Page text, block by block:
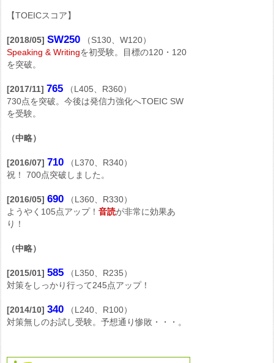
【TOEICスコア】
[2018/05]SW250 （S130、W120）
Speaking & Writingを初受験。目標の120・120
を突破。
[2017/11]765 （L405、R360）
730点を突破。今後は発信力強化へTOEIC SW
を受験。
（中略）
[2016/07]710 （L370、R340）
祝！ 700点突破しました。
[2016/05]690 （L360、R330）
ようやく105点アップ！音読が非常に効果あ
り！
（中略）
[2015/01]585 （L350、R235）
対策をしっかり行って245点アップ！
[2014/10]340 （L240、R100）
対策無しのお試し受験。予想通り惨敗・・・。